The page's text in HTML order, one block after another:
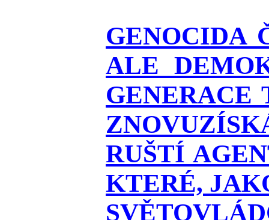
GENOCIDA
ALE
RUŠTÍ
KTERÉ,